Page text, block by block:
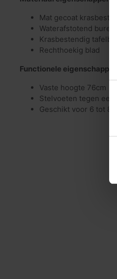
Mat gecoat
Waterafstotend
Krasbestendig
Rechthoekig blad
Functionele eigenschappen
Vaste hoogte 76cm
Stelvoeten tegen
Geschikt voor 6 tot 8